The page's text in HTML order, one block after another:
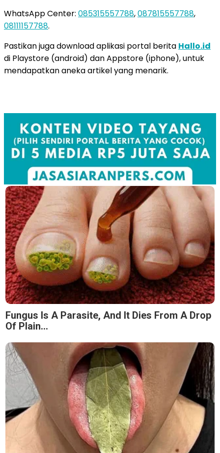
WhatsApp Center: 085315557788,087815557788,
08111157788.
Pastikan juga download aplikasi portal berita Hallo.id
di Playstore (android) dan Appstore (iphone), untuk
mendapatkan aneka artikel yang menarik.
Fungus Is A Parasite, And It Dies From A Drop
Of Plain...